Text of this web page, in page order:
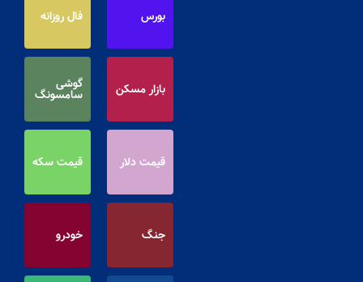
سامسونگ